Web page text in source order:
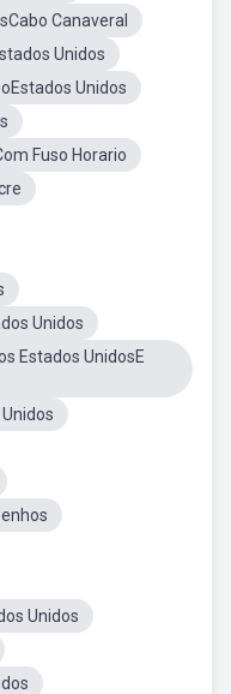
Canaveral
Unidos
Unidos
Fuso Horario
Unidos
Estados UnidosE
Unidos